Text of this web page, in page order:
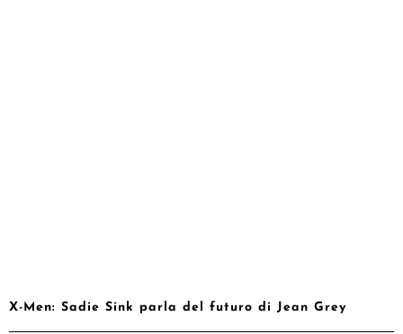
X-Men: Sadie Sink parla del futuro di Jean Grey